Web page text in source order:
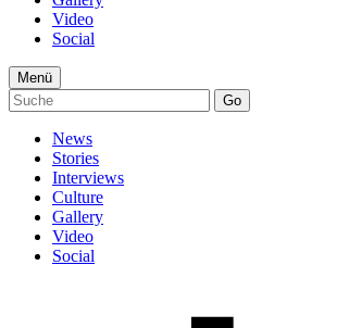
Video
Social
Menü
Go
News
Stories
Interviews
Culture
Gallery
Video
Social